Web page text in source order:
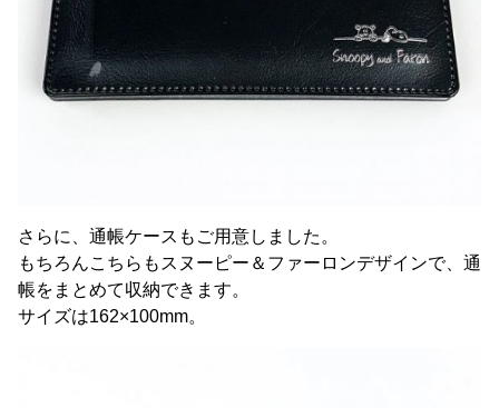
さらに、通帳ケースもご用意しました。
もちろんこちらもスヌーピー＆ファーロンデザインで、通
帳をまとめて収納できます。
サイズは162×100mm。